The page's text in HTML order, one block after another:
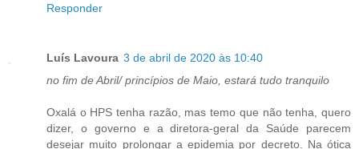
Responder
Luís Lavoura 3 de abril de 2020 às 10:40
no fim de Abril/ princípios de Maio, estará tudo tranquilo
Oxalá o HPS tenha razão, mas temo que não tenha, quero
dizer, o governo e a diretora-geral da Saúde parecem
desejar muito prolongar a epidemia por decreto. Na ótica